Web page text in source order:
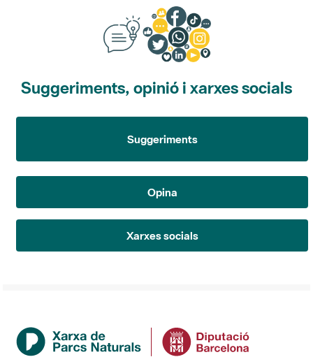
Suggeriments, opinió i xarxes socials
Suggeriments
Opina
Xarxes socials